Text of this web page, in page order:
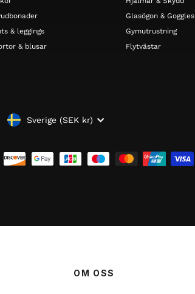
& leggings
& blusar
Glasögon & Goggles
Gymutrustning
Flytvästar
VALUTA
Sverige (SEK kr)
OM OSS